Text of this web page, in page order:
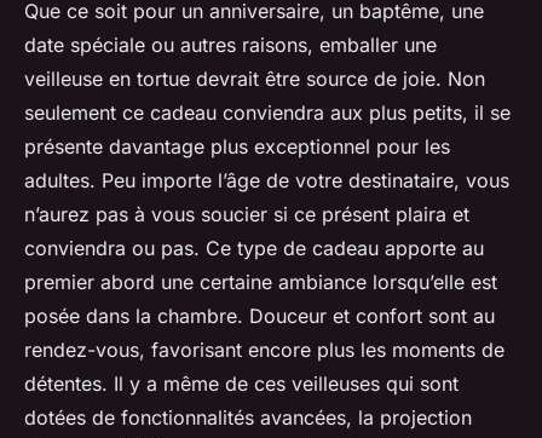
Que ce soit pour un anniversaire, un baptême, une
date spéciale ou autres raisons, emballer une
veilleuse en tortue devrait être source de joie. Non
seulement ce cadeau conviendra aux plus petits, il se
présente davantage plus exceptionnel pour les
adultes. Peu importe l’âge de votre destinataire, vous
n’aurez pas à vous soucier si ce présent plaira et
conviendra ou pas. Ce type de cadeau apporte au
premier abord une certaine ambiance lorsqu’elle est
posée dans la chambre. Douceur et confort sont au
rendez-vous, favorisant encore plus les moments de
détentes. Il y a même de ces veilleuses qui sont
dotées de fonctionnalités avancées, la projection